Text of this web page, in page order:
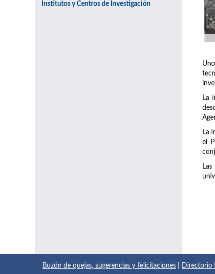
Institutos y Centros de Investigación
La
La
el
Buzón de quejas, sugerencias y felicitaciones Directorio